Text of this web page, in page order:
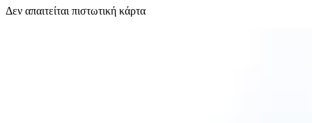
Δεν απαιτείται πιστωτική κάρτα